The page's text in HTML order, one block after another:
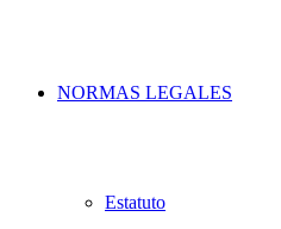
NORMAS LEGALES
Estatuto